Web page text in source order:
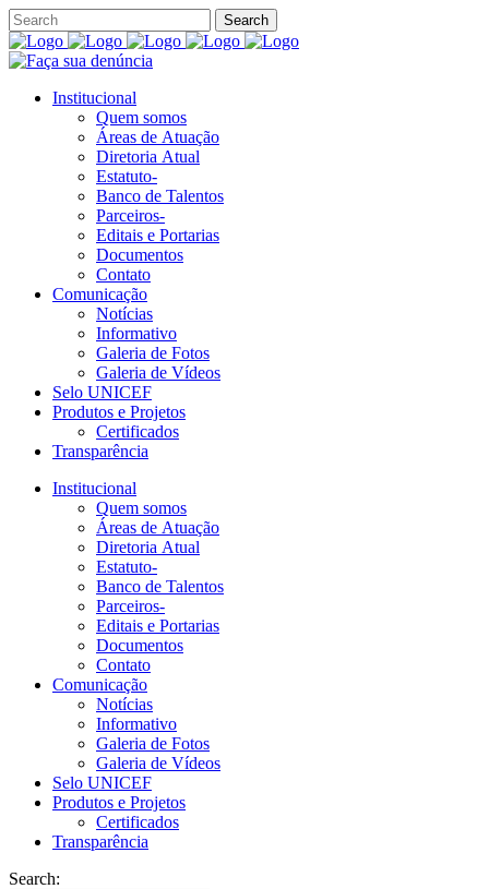
Institucional
Quem somos
Áreas de Atuação
Diretoria Atual
Estatuto-
Banco de Talentos
Parceiros-
Editais e Portarias
Documentos
Contato
Comunicação
Notícias
Informativo
Galeria de Fotos
Galeria de Vídeos
Selo UNICEF
Produtos e Projetos
Certificados
Transparência
Institucional
Quem somos
Áreas de Atuação
Diretoria Atual
Estatuto-
Banco de Talentos
Parceiros-
Editais e Portarias
Documentos
Contato
Comunicação
Notícias
Informativo
Galeria de Fotos
Galeria de Vídeos
Selo UNICEF
Produtos e Projetos
Certificados
Transparência
Search: